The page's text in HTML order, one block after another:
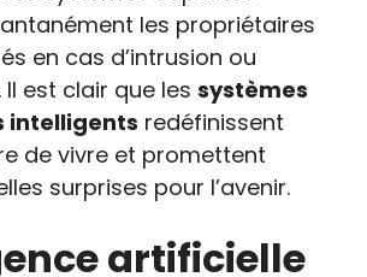
les propriétaires
en cas d’intrusion ou
Il est clair que lessystèmes
intelligents redéfinissent
de vivre et promettent
surprises pour l’avenir.
artificielle